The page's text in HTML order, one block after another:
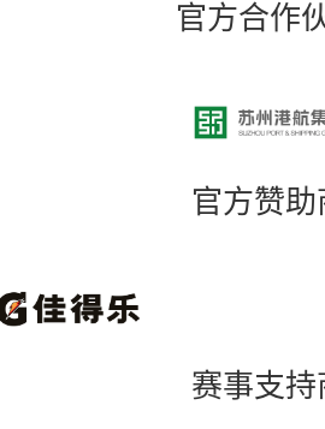
官方合作
官方赞助
赛事支持